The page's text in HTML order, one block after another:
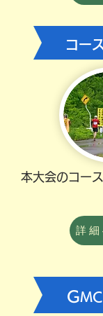
コー
本大会のコー
詳細
G